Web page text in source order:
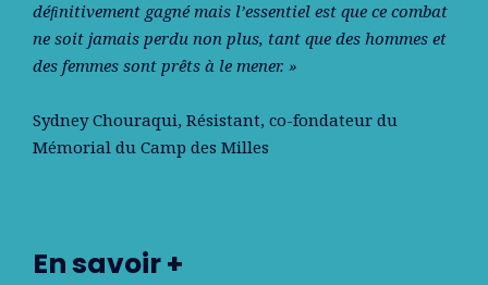
déﬁnitivement gagné mais l’essentiel est que ce combat
ne soit jamais perdu non plus, tant que des hommes et
des femmes sont prêts à le mener. »
Sydney Chouraqui, Résistant, co-fondateur du
Mémorial du Camp des Milles
En savoir +